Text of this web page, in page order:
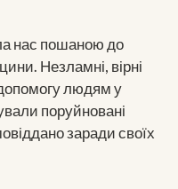
нас пошаною до
Незламні, вірні
людям у
поруйновані
заради своїх